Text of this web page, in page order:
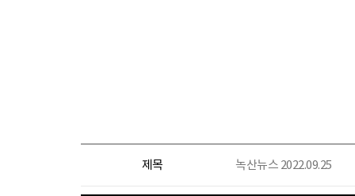
제목 녹산뉴스 2022.09.25